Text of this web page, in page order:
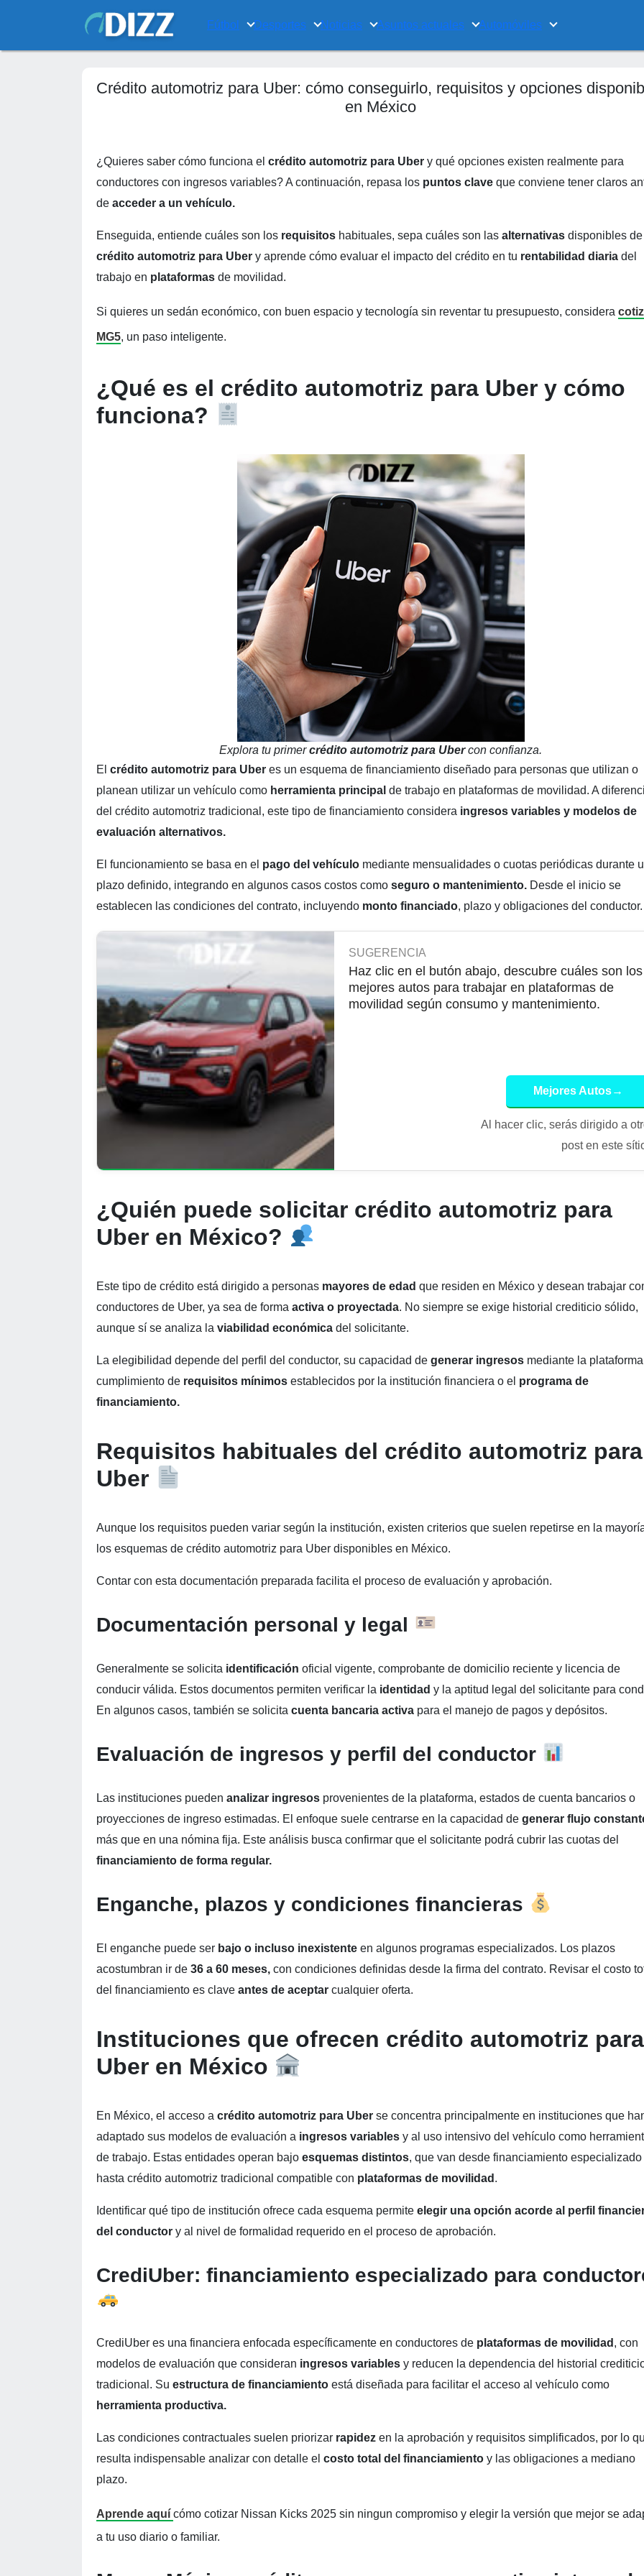
Fútbol Desportes Noticias Asuntos actuales Automóviles
Crédito automotriz para Uber: cómo conseguirlo, requisitos y opciones
en México
¿Quieres saber cómo funciona el crédito automotriz para Uber y qué opciones existen realmente para
conductores con ingresos variables? A continuación, repasa los puntos clave que conviene tener claros
de acceder a un vehículo.
Enseguida, entiende cuáles son los requisitos habituales, sepa cuáles son las alternativas disponibles de
crédito automotriz para Uber y aprende cómo evaluar el impacto del crédito en tu rentabilidad diaria del
trabajo en plataformas de movilidad.
Si quieres un sedán económico, con buen espacio y tecnología sin reventar tu presupuesto, considera
MG5, un paso inteligente.
¿Qué es el crédito automotriz para Uber y cómo
funciona?
Explora tu primercrédito automotriz para Ubercon confianza.
El crédito automotriz para Uber es un esquema de financiamiento diseñado para personas que utilizan o
planean utilizar un vehículo como herramienta principal de trabajo en plataformas de movilidad. A
del crédito automotriz tradicional, este tipo de financiamiento considera ingresos variables y modelos de
evaluación alternativos.
El funcionamiento se basa en el pago del vehículo mediante mensualidades o cuotas periódicas durante
plazo definido, integrando en algunos casos costos como seguro o mantenimiento. Desde el inicio se
establecen las condiciones del contrato, incluyendo monto financiado, plazo y obligaciones del conductor.
SUGERENCIA
Haz clic en el butón abajo, descubre cuáles son los
mejores autos para trabajar en plataformas de
movilidad según consumo y mantenimiento.
Mejores Autos→
Al hacer clic, serás dirigido a
post en este
¿Quién puede solicitar crédito automotriz para
Uber en México?
Este tipo de crédito está dirigido a personas mayores de edad que residen en México y desean trabajar
conductores de Uber, ya sea de forma activa o proyectada. No siempre se exige historial crediticio sólido,
aunque sí se analiza la viabilidad económica del solicitante.
La elegibilidad depende del perfil del conductor, su capacidad de generar ingresos mediante la plataforma
cumplimiento de requisitos mínimos establecidos por la institución financiera o el programa de
financiamiento.
Requisitos habituales del crédito automotriz para
Uber
Aunque los requisitos pueden variar según la institución, existen criterios que suelen repetirse en la
los esquemas de crédito automotriz para Uber disponibles en México.
Contar con esta documentación preparada facilita el proceso de evaluación y aprobación.
Documentación personal y legal
Generalmente se solicita identificación oficial vigente, comprobante de domicilio reciente y licencia de
conducir válida. Estos documentos permiten verificar la identidad y la aptitud legal del solicitante para
En algunos casos, también se solicita cuenta bancaria activa para el manejo de pagos y depósitos.
Evaluación de ingresos y perfil del conductor
Las instituciones pueden analizar ingresos provenientes de la plataforma, estados de cuenta bancarios o
proyecciones de ingreso estimadas. El enfoque suele centrarse en la capacidad de generar flujo
más que en una nómina fija. Este análisis busca confirmar que el solicitante podrá cubrir las cuotas del
financiamiento de forma regular.
Enganche, plazos y condiciones financieras
El enganche puede ser bajo o incluso inexistente en algunos programas especializados. Los plazos
acostumbran ir de 36 a 60 meses, con condiciones definidas desde la firma del contrato. Revisar el costo
del financiamiento es clave antes de aceptar cualquier oferta.
Instituciones que ofrecen crédito automotriz para
Uber en México
En México, el acceso a crédito automotriz para Uber se concentra principalmente en instituciones que
adaptado sus modelos de evaluación a ingresos variables y al uso intensivo del vehículo como
de trabajo. Estas entidades operan bajo esquemas distintos, que van desde financiamiento especializado
hasta crédito automotriz tradicional compatible con plataformas de movilidad .
Identificar qué tipo de institución ofrece cada esquema permite elegir una opción acorde al perfil
del conductor y al nivel de formalidad requerido en el proceso de aprobación.
CrediUber: financiamiento especializado para
CrediUber es una financiera enfocada específicamente en conductores de plataformas de movilidad , con
modelos de evaluación que consideran ingresos variables y reducen la dependencia del historial
tradicional. Su estructura de financiamiento está diseñada para facilitar el acceso al vehículo como
herramienta productiva.
Las condiciones contractuales suelen priorizar rapidez en la aprobación y requisitos simplificados, por lo
resulta indispensable analizar con detalle el costo total del financiamiento y las obligaciones a mediano
plazo.
Aprende aquí cómo cotizar Nissan Kicks 2025 sin ningun compromiso y elegir la versión que mejor se
a tu uso diario o familiar.